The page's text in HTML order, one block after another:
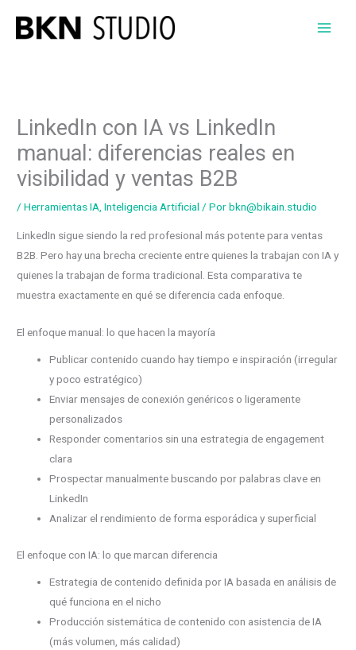
LinkedIn con IA vs LinkedIn
manual: diferencias reales en
visibilidad y ventas B2B
/Herramientas IA,Inteligencia Artificial / Porbkn@bikain.studio
LinkedIn sigue siendo la red profesional más potente para ventas
B2B. Pero hay una brecha creciente entre quienes la trabajan con IA y
quienes la trabajan de forma tradicional. Esta comparativa te
muestra exactamente en qué se diferencia cada enfoque.
El enfoque manual: lo que hacen la mayoría
Publicar contenido cuando hay tiempo e inspiración (irregular
y poco estratégico)
Enviar mensajes de conexión genéricos o ligeramente
personalizados
Responder comentarios sin una estrategia de engagement
clara
Prospectar manualmente buscando por palabras clave en
LinkedIn
Analizar el rendimiento de forma esporádica y superficial
El enfoque con IA: lo que marcan diferencia
Estrategia de contenido definida por IA basada en análisis de
qué funciona en el nicho
Producción sistemática de contenido con asistencia de IA
(más volumen, más calidad)